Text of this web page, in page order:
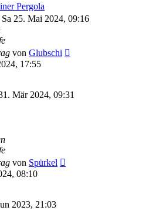
Pergola
Sa 25. Mai 2024, 09:16
von Glubschi
17:55
Mär 2024, 09:31
von Spürkel
08:10
2023, 21:03